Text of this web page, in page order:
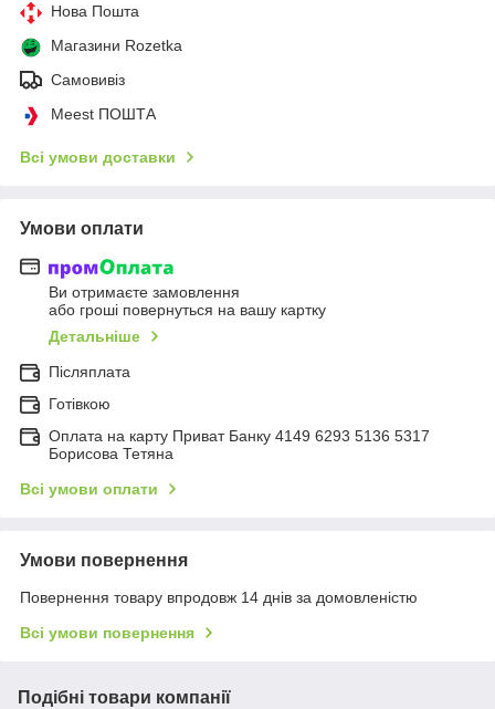
Нова Пошта
Магазини Rozetka
Самовивіз
Meest ПОШТА
Всі умови доставки
Умови оплати
Ви отримаєте замовлення
або гроші повернуться на вашу картку
Детальніше
Післяплата
Готівкою
Оплата на карту Приват Банку 4149 6293 5136 5317
Борисова Тетяна
Всі умови оплати
Умови повернення
Повернення товару впродовж 14 днів за домовленістю
Всі умови повернення
Подібні товари компанії